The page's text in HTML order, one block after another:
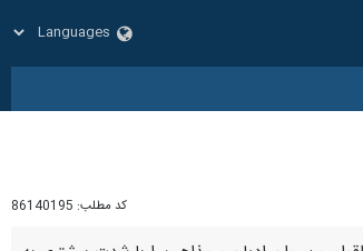
کد مطلب: 86140195